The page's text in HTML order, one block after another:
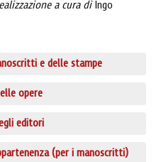
a cura diIngo
e delle stampe
opere
editori
(per i manoscritti)